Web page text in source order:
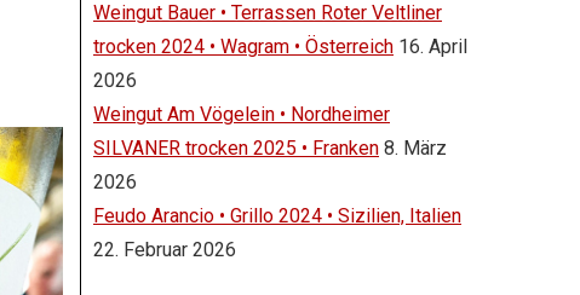
Weingut Bauer • Terrassen Roter Veltliner
trocken 2024 • Wagram • Österreich 16. April
2026
Weingut Am Vögelein • Nordheimer
SILVANER trocken 2025 • Franken 8. März
2026
Feudo Arancio • Grillo 2024 • Sizilien, Italien
22. Februar 2026